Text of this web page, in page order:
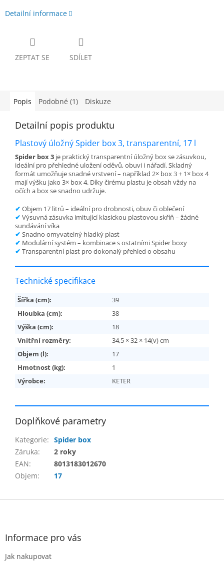
Detailní informace
ZEPTAT SE SDÍLET
Popis Podobné (1) Diskuze
Detailní popis produktu
Plastový úložný Spider box 3, transparentní, 17 l
Spider box 3 je praktický transparentní úložný box se zásuvkou,
ideální pro přehledné uložení oděvů, obuvi i nářadí. Skladný
formát umožňuje snadné vrstvení – například 2× box 3 + 1× box 4
mají výšku jako 3× box 4. Díky čirému plastu je obsah vždy na
očích a box se snadno udržuje.
✔ Objem 17 litrů – ideální pro drobnosti, obuv či oblečení
✔ Výsuvná zásuvka imitující klasickou plastovou skříň – žádné
sundávání víka
✔ Snadno omyvatelný hladký plast
✔ Modulární systém – kombinace s ostatními Spider boxy
✔ Transparentní plast pro dokonalý přehled o obsahu
Technické specifikace
Šířka (cm):
39
Hloubka (cm):
38
Výška (cm):
18
Vnitřní rozměry:
34,5 × 32 × 14(v) cm
Objem (l):
17
Hmotnost (kg):
1
Výrobce:
KETER
Doplňkové parametry
Kategorie: Spider box
Záruka:
2 roky
EAN:
8013183012670
Objem: 17
Z
Informace pro vás
Jak nakupovat